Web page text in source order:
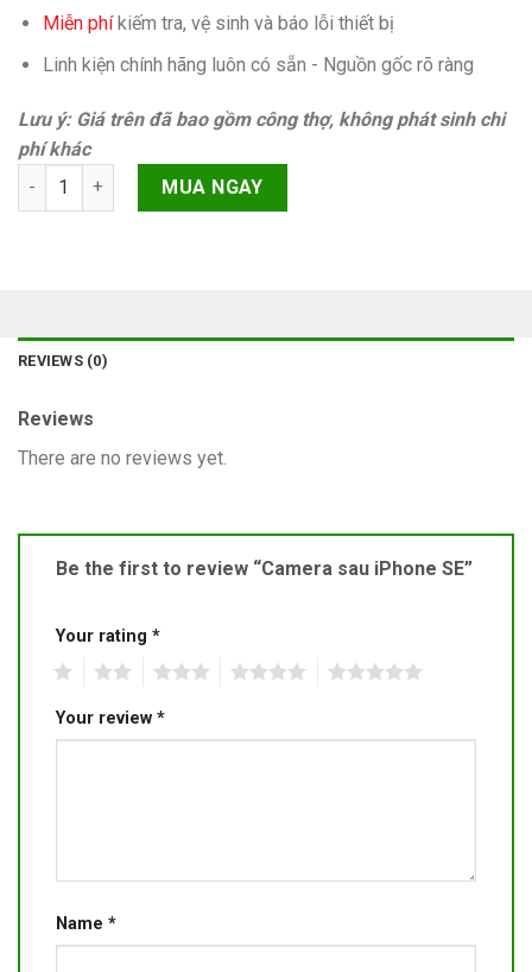
Miễn phíkiếm tra, vệ sinh và báo lỗi thiết bị
Linh kiện chính hãng luôn có sẵn - Nguồn gốc rõ ràng
Lưu ý: Giá trên đã bao gồm công thợ, không phát sinh chi
phí khác
Camera sau iPhone SE quantity
MUA NGAY
REVIEWS (0)
Reviews
There are no reviews yet.
Be the first to review “Camera sau iPhone SE”
Your rating *
Your review *
Name *